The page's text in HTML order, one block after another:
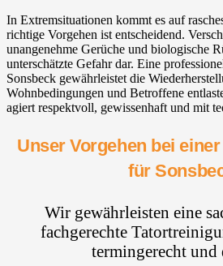
In Extremsituationen kommt es auf
richtige Vorgehen ist entscheidend.
unangenehme Gerüche und biologische
unterschätzte Gefahr dar. Eine
Sonsbeck gewährleistet die
Wohnbedingungen und Betroffene
agiert respektvoll, gewissenhaft und mit
Unser Vorgehen bei
für
Wir gewährleisten eine
fachgerechte
termingerecht und